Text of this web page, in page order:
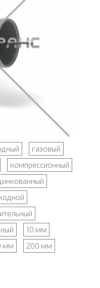
газовый
компрессионный
10 мм
мм 200 мм